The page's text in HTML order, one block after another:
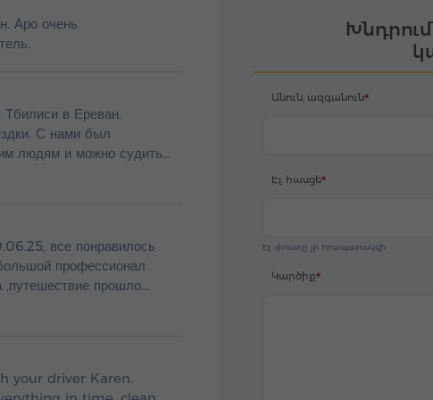
в Ереван.
С нами был
и добром
все понравилось
your driver Karen.
Անուն, ազգանուն
Էլ. հասցե
Էլ. փոստը չի հրապարակվի
Կարծիք